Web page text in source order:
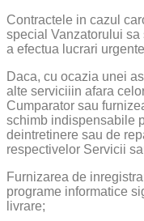
Contractele in cazul
special Vanzatorului
a efectua lucrari
Daca, cu ocazia unei
alte serviciiin afara
Cumparator sau
schimb indispensabile
deintretinere sau de
respectivelor Servicii
Furnizarea de
programe informatice
livrare;